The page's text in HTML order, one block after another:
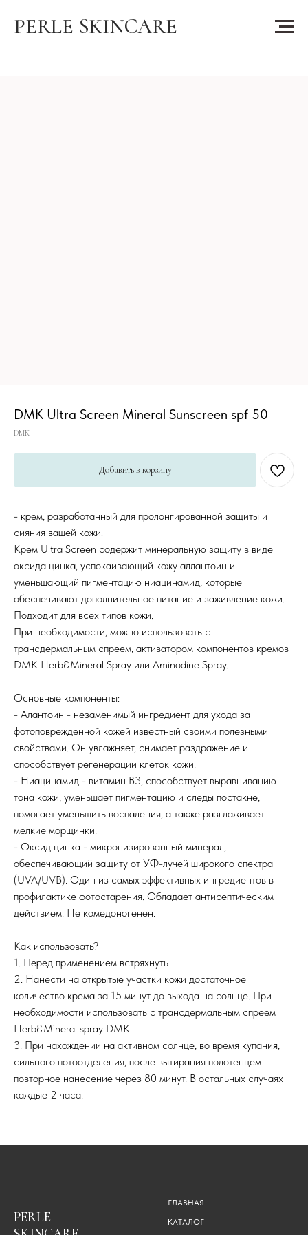
PERLE SKINCARE
DMK Ultra Screen Mineral Sunscreen spf 50
DMK
Добавить в корзину
- крем, разработанный для пролонгированной защиты и
сияния вашей кожи!
Крем Ultra Screen содержит минеральную защиту в виде
оксида цинка, успокаивающий кожу аллантоин и
уменьшающий пигментацию ниацинамид, которые
обеспечивают дополнительное питание и заживление кожи.
Подходит для всех типов кожи.
При необходимости, можно использовать с
трансдермальным спреем, активатором компонентов кремов
DMK Herb&Mineral Spray или Aminodine Spray.
Основные компоненты:
- Алантоин - незаменимый ингредиент для ухода за
фотоповрежденной кожей известный своими полезными
свойствами. Он увлажняет, снимает раздражение и
способствует регенерации клеток кожи.
- Ниацинамид - витамин В3, способствует выравниванию
тона кожи, уменьшает пигментацию и следы постакне,
помогает уменьшить воспаления, а также разглаживает
мелкие морщинки.
- Оксид цинка - микронизированный минерал,
обеспечивающий защиту от УФ-лучей широкого спектра
(UVA/UVB). Один из самых эффективных ингредиентов в
профилактике фотостарения. Обладает антисептическим
действием. Не комедоногенен.
Как использовать?
1. Перед применением встряхнуть
2. Нанести на открытые участки кожи достаточное
количество крема за 15 минут до выхода на солнце. При
необходимости использовать с трансдермальным спреем
Herb&Mineral spray DMK.
3. При нахождении на активном солнце, во время купания,
сильного потоотделения, после вытирания полотенцем
повторное нанесение через 80 минут. В остальных случаях
каждые 2 часа.
PERLE
ГЛАВНАЯ
КАТАЛОГ